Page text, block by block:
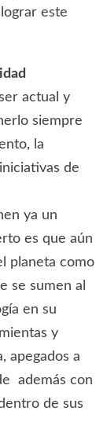
este
actual y
siempre
la
de
ya un
es que aún
planeta como
se sumen al
en su
y
apegados a
además con
de sus